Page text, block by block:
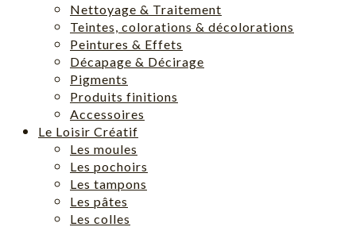
Nettoyage & Traitement
Teintes, colorations & décolorations
Peintures & Effets
Décapage & Décirage
Pigments
Produits finitions
Accessoires
Le Loisir Créatif
Les moules
Les pochoirs
Les tampons
Les pâtes
Les colles